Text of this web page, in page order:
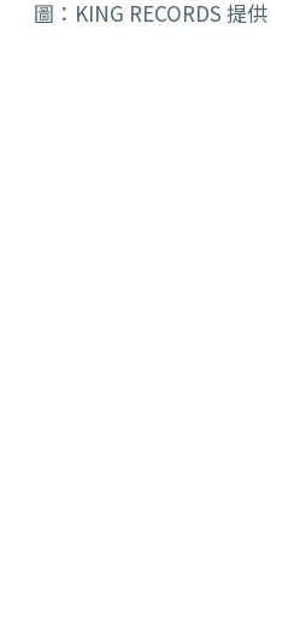
圖：KING RECORDS 提供